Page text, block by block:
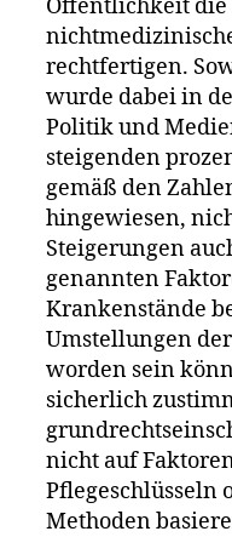
Öffentlichkeit
rechtfertigen.
wurde dabei in
Politik und
steigenden
gemäß den
hingewiesen,
Steigerungen
genannten
Krankenstände
Umstellungen
worden sein
sicherlich
nicht auf
Pflegeschlüsseln
Methoden